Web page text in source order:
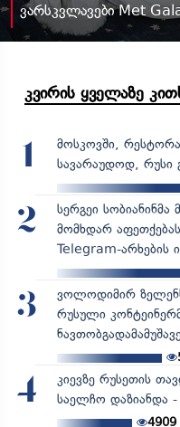
ვარსკვლავები Met
კვირის ყველაზე
1
მოსკოვში,
სავარაუდოდ, რუსი
2
სერგეი
მომხდარ
Telegram-არხების
3
ვოლოდიმირ
რუსული
4
კიევზე რუსეთის
საელჩო დაზიანდა -
4909